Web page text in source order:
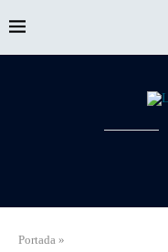
Portada »